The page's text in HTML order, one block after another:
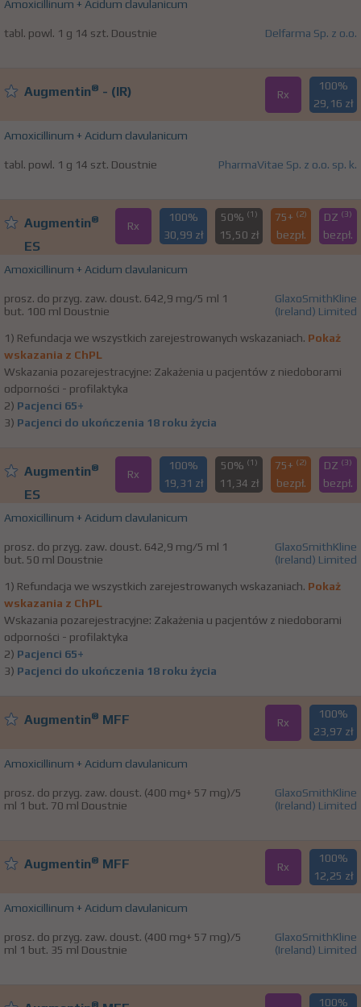
Amoxicillinum + Acidum clavulanicum
tabl. powl. 1 g 14 szt. Doustnie Delfarma Sp. z o.o.
Augmentin® - (IR) Rx
100%
29,16 zł
Amoxicillinum + Acidum clavulanicum
tabl. powl. 1 g 14 szt. Doustnie PharmaVitae Sp. z o.o. sp. k.
Augmentin®
ES
Rx
100%
30,99 zł
50% (1)
15,50 zł
75+ (2)
bezpł.
DZ (3)
bezpł.
Amoxicillinum + Acidum clavulanicum
prosz. do przyg. zaw. doust. 642,9 mg/5 ml 1
but. 100 ml Doustnie
GlaxoSmithKline
(Ireland) Limited
1) Refundacja we wszystkich zarejestrowanych wskazaniach. Pokaż
wskazania z ChPL
Wskazania pozarejestracyjne: Zakażenia u pacjentów z niedoborami
odporności - profilaktyka
2) Pacjenci 65+
3) Pacjenci do ukończenia 18 roku życia
Augmentin®
ES
Rx
100%
19,31 zł
50% (1)
11,34 zł
75+ (2)
bezpł.
DZ (3)
bezpł.
Amoxicillinum + Acidum clavulanicum
prosz. do przyg. zaw. doust. 642,9 mg/5 ml 1
but. 50 ml Doustnie
GlaxoSmithKline
(Ireland) Limited
1) Refundacja we wszystkich zarejestrowanych wskazaniach. Pokaż
wskazania z ChPL
Wskazania pozarejestracyjne: Zakażenia u pacjentów z niedoborami
odporności - profilaktyka
2) Pacjenci 65+
3) Pacjenci do ukończenia 18 roku życia
Augmentin® MFF Rx
100%
23,97 zł
Amoxicillinum + Acidum clavulanicum
prosz. do przyg. zaw. doust. (400 mg+ 57 mg)/5
ml 1 but. 70 ml Doustnie
GlaxoSmithKline
(Ireland) Limited
Augmentin® MFF Rx
100%
12,25 zł
Amoxicillinum + Acidum clavulanicum
prosz. do przyg. zaw. doust. (400 mg+ 57 mg)/5
ml 1 but. 35 ml Doustnie
GlaxoSmithKline
(Ireland) Limited
100%